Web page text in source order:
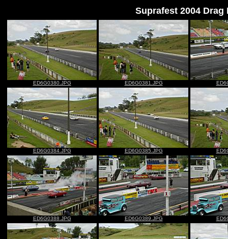
Suprafest 2004 Drag
ED6G0380.JPG ED6G0381.JPG
ED6G0384.JPG ED6G0385.JPG
ED6G0388.JPG ED6G0389.JPG